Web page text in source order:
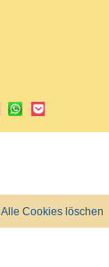
Alle Cookies löschen